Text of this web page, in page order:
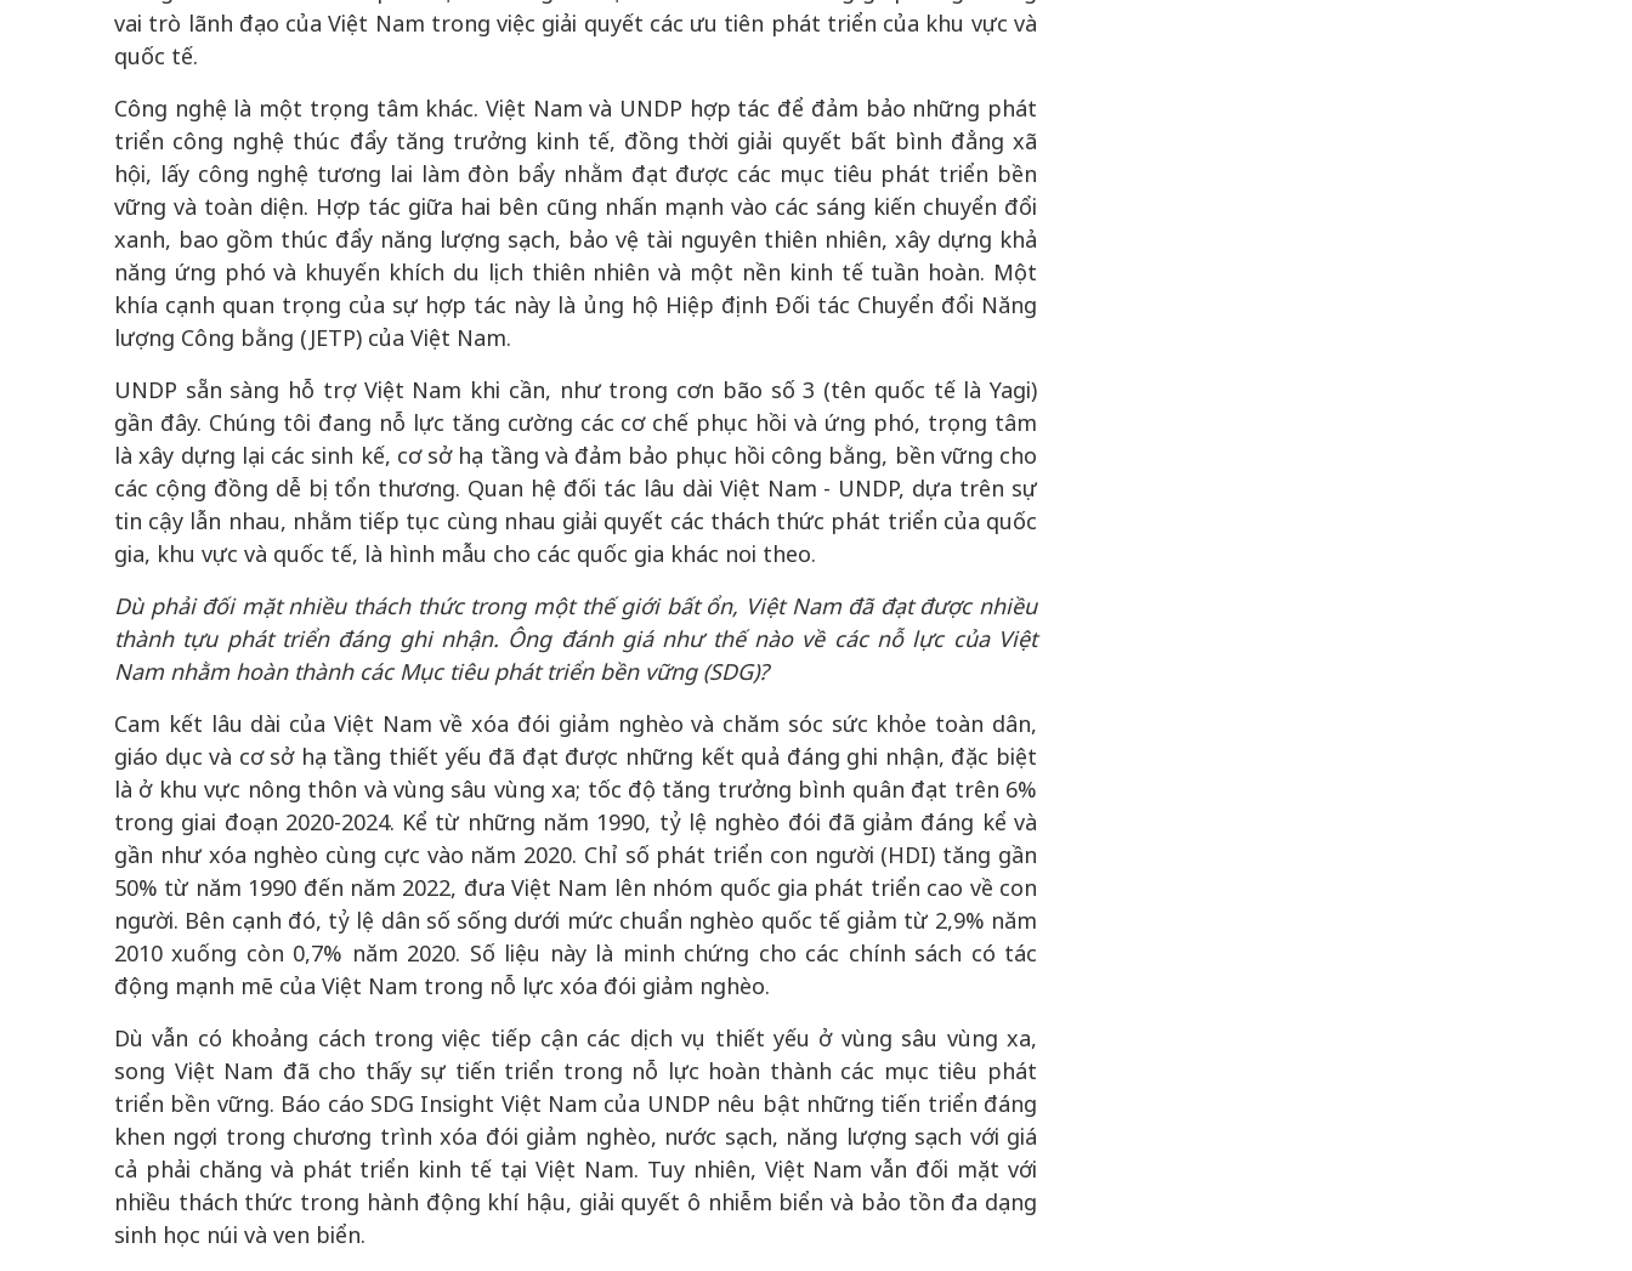
vai trò lãnh đạo của Việt Nam trong việc giải quyết các ưu tiên phát triển của khu vực và
quốc tế.
Công nghệ là một trọng tâm khác. Việt Nam và UNDP hợp tác để đảm bảo những phát
triển công nghệ thúc đẩy tăng trưởng kinh tế, đồng thời giải quyết bất bình đẳng xã
hội, lấy công nghệ tương lai làm đòn bẩy nhằm đạt được các mục tiêu phát triển bền
vững và toàn diện. Hợp tác giữa hai bên cũng nhấn mạnh vào các sáng kiến chuyển đổi
xanh, bao gồm thúc đẩy năng lượng sạch, bảo vệ tài nguyên thiên nhiên, xây dựng khả
năng ứng phó và khuyến khích du lịch thiên nhiên và một nền kinh tế tuần hoàn. Một
khía cạnh quan trọng của sự hợp tác này là ủng hộ Hiệp định Đối tác Chuyển đổi Năng
lượng Công bằng (JETP) của Việt Nam.
UNDP sẵn sàng hỗ trợ Việt Nam khi cần, như trong cơn bão số 3 (tên quốc tế là Yagi)
gần đây. Chúng tôi đang nỗ lực tăng cường các cơ chế phục hồi và ứng phó, trọng tâm
là xây dựng lại các sinh kế, cơ sở hạ tầng và đảm bảo phục hồi công bằng, bền vững cho
các cộng đồng dễ bị tổn thương. Quan hệ đối tác lâu dài Việt Nam - UNDP, dựa trên sự
tin cậy lẫn nhau, nhằm tiếp tục cùng nhau giải quyết các thách thức phát triển của quốc
gia, khu vực và quốc tế, là hình mẫu cho các quốc gia khác noi theo.
Dù phải đối mặt nhiều thách thức trong một thế giới bất ổn, Việt Nam đã đạt được nhiều
thành tựu phát triển đáng ghi nhận. Ông đánh giá như thế nào về các nỗ lực của Việt
Nam nhằm hoàn thành các Mục tiêu phát triển bền vững (SDG)?
Cam kết lâu dài của Việt Nam về xóa đói giảm nghèo và chăm sóc sức khỏe toàn dân,
giáo dục và cơ sở hạ tầng thiết yếu đã đạt được những kết quả đáng ghi nhận, đặc biệt
là ở khu vực nông thôn và vùng sâu vùng xa; tốc độ tăng trưởng bình quân đạt trên 6%
trong giai đoạn 2020-2024. Kể từ những năm 1990, tỷ lệ nghèo đói đã giảm đáng kể và
gần như xóa nghèo cùng cực vào năm 2020. Chỉ số phát triển con người (HDI) tăng gần
50% từ năm 1990 đến năm 2022, đưa Việt Nam lên nhóm quốc gia phát triển cao về con
người. Bên cạnh đó, tỷ lệ dân số sống dưới mức chuẩn nghèo quốc tế giảm từ 2,9% năm
2010 xuống còn 0,7% năm 2020. Số liệu này là minh chứng cho các chính sách có tác
động mạnh mẽ của Việt Nam trong nỗ lực xóa đói giảm nghèo.
Dù vẫn có khoảng cách trong việc tiếp cận các dịch vụ thiết yếu ở vùng sâu vùng xa,
song Việt Nam đã cho thấy sự tiến triển trong nỗ lực hoàn thành các mục tiêu phát
triển bền vững. Báo cáo SDG Insight Việt Nam của UNDP nêu bật những tiến triển đáng
khen ngợi trong chương trình xóa đói giảm nghèo, nước sạch, năng lượng sạch với giá
cả phải chăng và phát triển kinh tế tại Việt Nam. Tuy nhiên, Việt Nam vẫn đối mặt với
nhiều thách thức trong hành động khí hậu, giải quyết ô nhiễm biển và bảo tồn đa dạng
sinh học núi và ven biển.